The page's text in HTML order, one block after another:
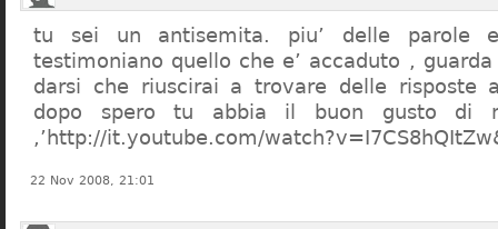
tu sei un antisemita. piu’ delle parole
testimoniano quello che e’ accaduto , guarda
darsi che riuscirai a trovare delle risposte
dopo spero tu abbia il buon gusto di
,’http://it.youtube.com/
22 Nov 2008, 21:01